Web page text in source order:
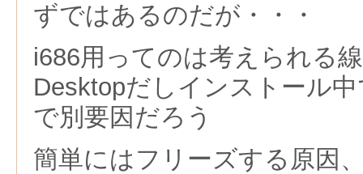
ずではあるのだが・・・
i686用ってのは考えられる
Desktopだしインストール
で別要因だろう
簡単にはフリーズする原因